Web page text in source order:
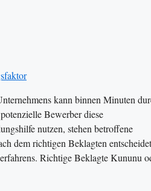
kann binnen Minuten
Bewerber diese
nutzen, stehen betroffene
dem richtigen Beklagten
Richtige Beklagte Kununu